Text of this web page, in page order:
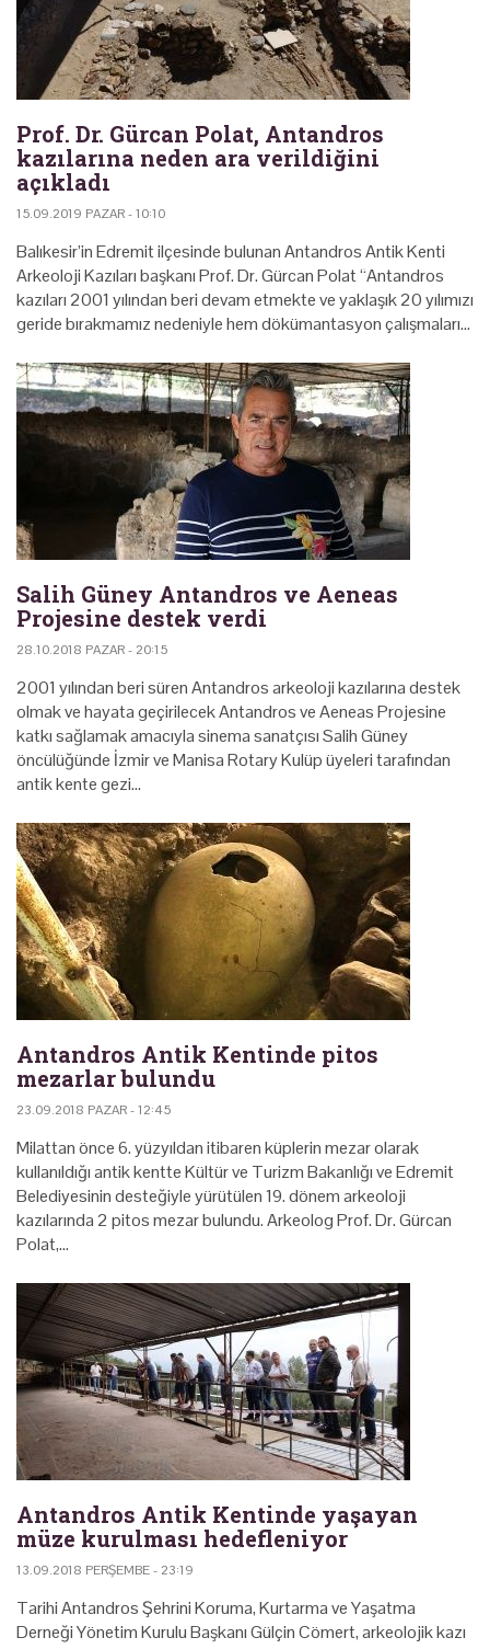
Prof. Dr. Gürcan Polat, Antandros
kazılarına neden ara verildiğini
açıkladı
15.09.2019 PAZAR - 10:10
Balıkesir’in Edremit ilçesinde bulunan Antandros Antik Kenti
Arkeoloji Kazıları başkanı Prof. Dr. Gürcan Polat “Antandros
kazıları 2001 yılından beri devam etmekte ve yaklaşık 20 yılımızı
geride bırakmamız nedeniyle hem dökümantasyon çalışmaları…
Salih Güney Antandros ve Aeneas
Projesine destek verdi
28.10.2018 PAZAR - 20:15
2001 yılından beri süren Antandros arkeoloji kazılarına destek
olmak ve hayata geçirilecek Antandros ve Aeneas Projesine
katkı sağlamak amacıyla sinema sanatçısı Salih Güney
öncülüğünde İzmir ve Manisa Rotary Kulüp üyeleri tarafından
antik kente gezi…
Antandros Antik Kentinde pitos
mezarlar bulundu
23.09.2018 PAZAR - 12:45
Milattan önce 6. yüzyıldan itibaren küplerin mezar olarak
kullanıldığı antik kentte Kültür ve Turizm Bakanlığı ve Edremit
Belediyesinin desteğiyle yürütülen 19. dönem arkeoloji
kazılarında 2 pitos mezar bulundu. Arkeolog Prof. Dr. Gürcan
Polat,…
Antandros Antik Kentinde yaşayan
müze kurulması hedefleniyor
13.09.2018 PERŞEMBE - 23:19
Tarihi Antandros Şehrini Koruma, Kurtarma ve Yaşatma
Derneği Yönetim Kurulu Başkanı Gülçin Cömert, arkeolojik kazı